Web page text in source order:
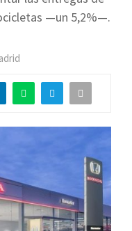
—un 5,2%—.